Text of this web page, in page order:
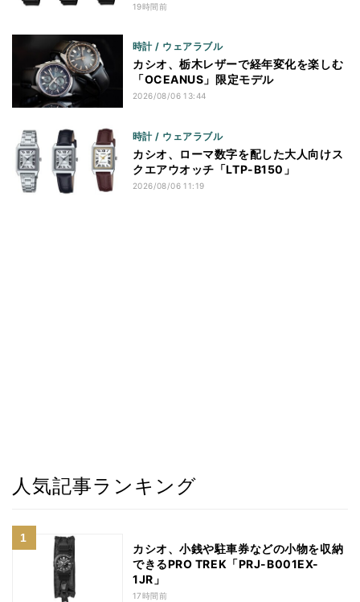
19時間前
時計 / ウェアラブル
カシオ、栃木レザーで経年変化を楽しむ
「OCEANUS」限定モデル
2026/08/06 13:44
時計 / ウェアラブル
カシオ、ローマ数字を配した大人向けス
クエアウオッチ「LTP-B150」
2026/08/06 11:19
人気記事ランキング
カシオ、小銭や駐車券などの小物を収納
できるPRO TREK「PRJ-B001EX-
1JR」
17時間前